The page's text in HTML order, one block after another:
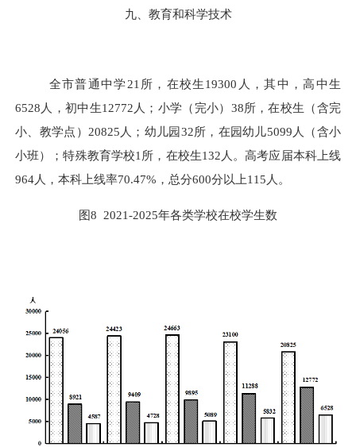
九、教育和科学技术
全市普通中学21 所，在校生19300 人，其中，高中生
6528 人，初中生12772 人；小学（完小） 38所，在校生（含完
小、教学点） 20825 人；幼儿园32所，在园幼儿5099 人（含小
小班）；特殊教育学校1 所，在校生132 人。高考应届本科上线
964人，本科上线率70.47% ，总分600分以上115 人。
图8 2021-2025年各类学校在校学生数